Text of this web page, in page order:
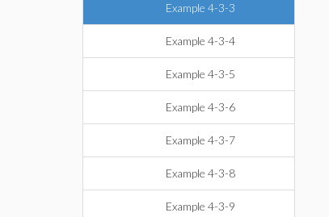
Example 4-3-3
Example 4-3-4
Example 4-3-5
Example 4-3-6
Example 4-3-7
Example 4-3-8
Example 4-3-9